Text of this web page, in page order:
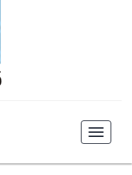
Toggle